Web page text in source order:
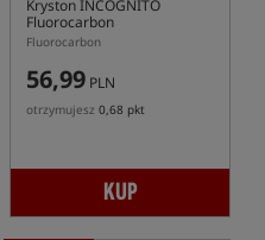
Kryston INCOGNITO
Fluorocarbon
Fluorocarbon
56,99 PLN
otrzymujesz 0,68 pkt
KUP